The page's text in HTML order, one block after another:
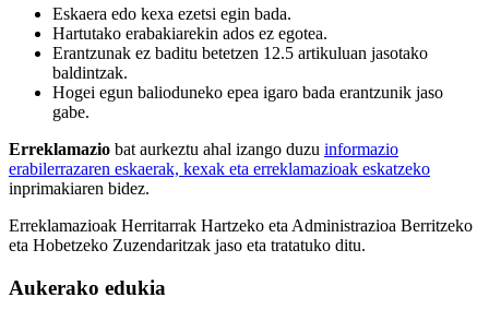
Eskaera edo kexa ezetsi egin bada.
Hartutako erabakiarekin ados ez egotea.
Erantzunak ez baditu betetzen 12.5 artikuluan jasotako
baldintzak.
Hogei egun balioduneko epea igaro bada erantzunik jaso
gabe.
Erreklamazio bat aurkeztu ahal izango duzu informazio
erabilerrazaren eskaerak, kexak eta erreklamazioak eskatzeko
inprimakiaren bidez.
Erreklamazioak Herritarrak Hartzeko eta Administrazioa Berritzeko
eta Hobetzeko Zuzendaritzak jaso eta tratatuko ditu.
Aukerako edukia